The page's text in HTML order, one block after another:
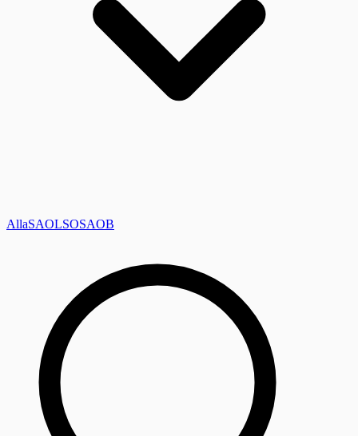
AllaSAOLSOSAOB